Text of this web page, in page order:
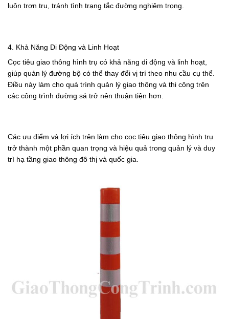
luôn trơn tru, tránh tình trạng tắc đường nghiêm trọng.
4. Khả Năng Di Động và Linh Hoạt
Cọc tiêu giao thông hình trụ có khả năng di động và linh hoạt,
giúp quản lý đường bộ có thể thay đổi vị trí theo nhu cầu cụ thể.
Điều này làm cho quá trình quản lý giao thông và thi công trên
các công trình đường sá trở nên thuận tiện hơn.
Các ưu điểm và lợi ích trên làm cho cọc tiêu giao thông hình trụ
trở thành một phần quan trọng và hiệu quả trong quản lý và duy
trì hạ tầng giao thông đô thị và quốc gia.